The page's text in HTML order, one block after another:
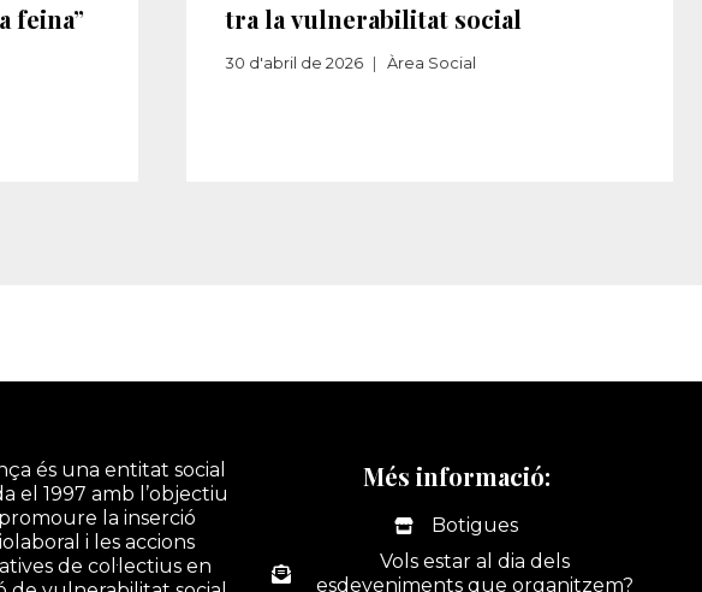
feina”
tra la vulnerabilitat social
30 d'abril de 2026 Àrea Social
és una entitat social
el 1997 amb l’objectiu
la inserció
i les accions
de col·lectius en
Més informació:
Botigues
Vols estar al dia dels
esdeveniments que organitzem?